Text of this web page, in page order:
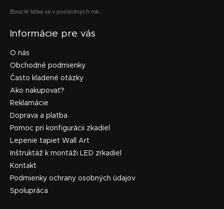
Bouclé látka sa v posledných rok...
Informácie pre vás
O nás
Obchodné podmienky
Často kladené otázky
Ako nakupovať?
Reklamácie
Doprava a platba
Pomoc pri konfigurácii zkadiel
Lepenie tapiet Wall Art
Inštruktáž k montáži LED zrkadiel
Kontakt
Podmienky ochrany osobných údajov
Spolupráca